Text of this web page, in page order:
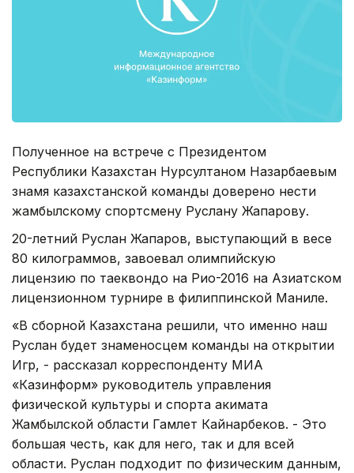
Полученное на встрече с Президентом
Республики Казахстан Нурсултаном Назарбаевым
знамя казахстанской команды доверено нести
жамбылскому спортсмену Руслану Жапарову.
20-летний Руслан Жапаров, выступающий в весе
80 килограммов, завоевал олимпийскую
лицензию по таеквондо на Рио-2016 на Азиатском
лицензионном турнире в филиппинской Маниле.
«В сборной Казахстана решили, что именно наш
Руслан будет знаменосцем команды на открытии
Игр, - рассказал корреспонденту МИА
«Казинформ» руководитель управления
физической культуры и спорта акимата
Жамбылской области Гамлет Кайнарбеков. - Это
большая честь, как для него, так и для всей
области. Руслан подходит по физическим данным,